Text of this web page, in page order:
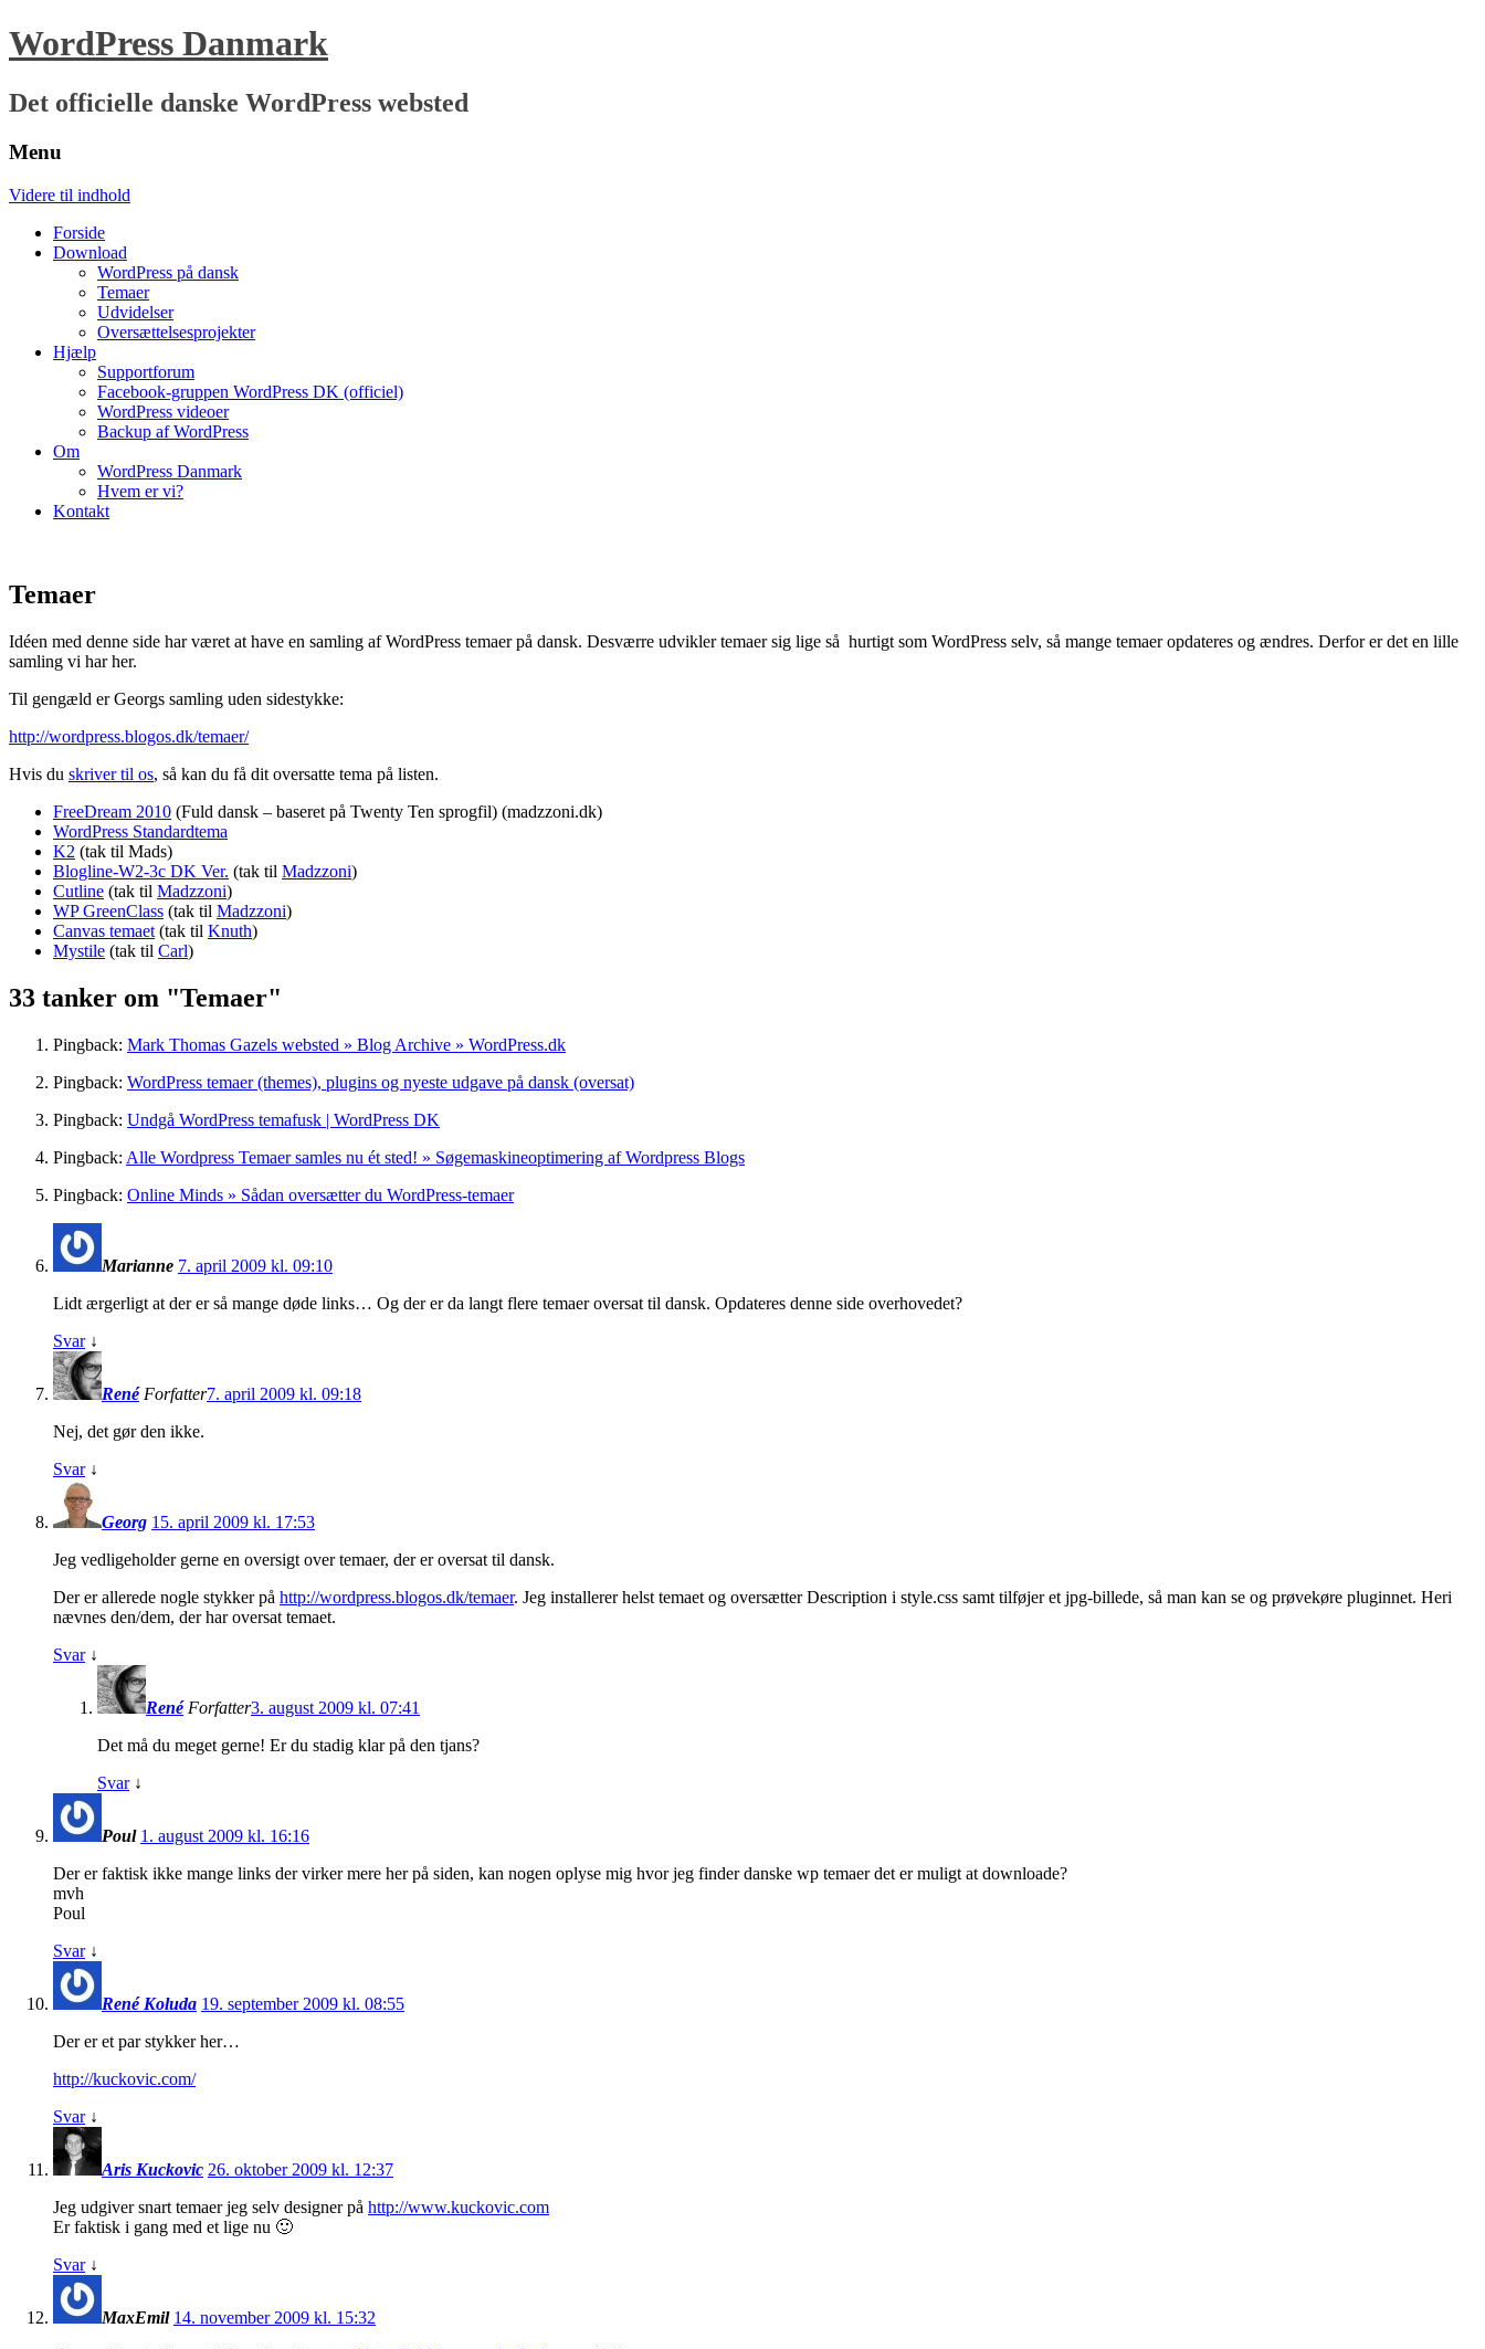
WordPress Danmark
Det officielle danske WordPress websted
Menu
Videre til indhold
Forside
Download
WordPress på dansk
Temaer
Udvidelser
Oversættelsesprojekter
Hjælp
Supportforum
Facebook-gruppen WordPress DK (officiel)
WordPress videoer
Backup af WordPress
Om
WordPress Danmark
Hvem er vi?
Kontakt
Temaer
Idéen med denne side har været at have en samling af WordPress temaer på dansk. Desværre udvikler temaer sig lige så hurtigt som WordPress selv, så mange temaer opdateres og ændres. Derfor er det en lille
samling vi har her.
Til gengæld er Georgs samling uden sidestykke:
http://wordpress.blogos.dk/temaer/
Hvis du skriver til os, så kan du få dit oversatte tema på listen.
FreeDream 2010 (Fuld dansk – baseret på Twenty Ten sprogfil) (madzzoni.dk)
WordPress Standardtema
K2 (tak til Mads)
Blogline-W2-3c DK Ver. (tak til Madzzoni)
Cutline (tak til Madzzoni)
WP GreenClass (tak til Madzzoni)
Canvas temaet (tak til Knuth)
Mystile (tak til Carl)
33 tanker om "Temaer"
Pingback: Mark Thomas Gazels websted » Blog Archive » WordPress.dk
Pingback: WordPress temaer (themes), plugins og nyeste udgave på dansk (oversat)
Pingback: Undgå WordPress temafusk | WordPress DK
Pingback: Alle Wordpress Temaer samles nu ét sted! » Søgemaskineoptimering af Wordpress Blogs
Pingback: Online Minds » Sådan oversætter du WordPress-temaer
Marianne 7. april 2009 kl. 09:10
Lidt ærgerligt at der er så mange døde links… Og der er da langt flere temaer oversat til dansk. Opdateres denne side overhovedet?
Svar ↓
René Forfatter7. april 2009 kl. 09:18
Nej, det gør den ikke.
Svar ↓
Georg 15. april 2009 kl. 17:53
Jeg vedligeholder gerne en oversigt over temaer, der er oversat til dansk.
Der er allerede nogle stykker på http://wordpress.blogos.dk/temaer. Jeg installerer helst temaet og oversætter Description i style.css samt tilføjer et jpg-billede, så man kan se og prøvekøre pluginnet. Heri
nævnes den/dem, der har oversat temaet.
Svar ↓
René Forfatter3. august 2009 kl. 07:41
Det må du meget gerne! Er du stadig klar på den tjans?
Svar ↓
Poul 1. august 2009 kl. 16:16
Der er faktisk ikke mange links der virker mere her på siden, kan nogen oplyse mig hvor jeg finder danske wp temaer det er muligt at downloade?
mvh
Poul
Svar ↓
René Koluda 19. september 2009 kl. 08:55
Der er et par stykker her…
http://kuckovic.com/
Svar ↓
Aris Kuckovic 26. oktober 2009 kl. 12:37
Jeg udgiver snart temaer jeg selv designer på http://www.kuckovic.com
Er faktisk i gang med et lige nu 🙂
Svar ↓
MaxEmil 14. november 2009 kl. 15:32